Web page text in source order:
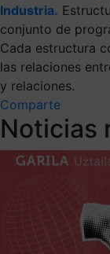
Industria.
conjunto de
Cada estructura
las relaciones
y relaciones.
Comparte
Noticias